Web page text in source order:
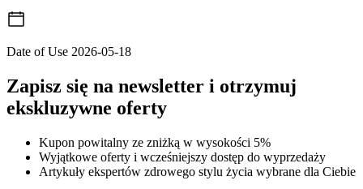
Date of Use 2026-05-18
Zapisz się na newsletter i otrzymuj
ekskluzywne oferty
Kupon powitalny ze zniżką w wysokości 5%
Wyjątkowe oferty i wcześniejszy dostęp do wyprzedaży
Artykuły ekspertów zdrowego stylu życia wybrane dla Ciebie